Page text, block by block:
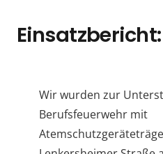
Einsatzbericht:
Wir wurden zur
Berufsfeuerwehr mit